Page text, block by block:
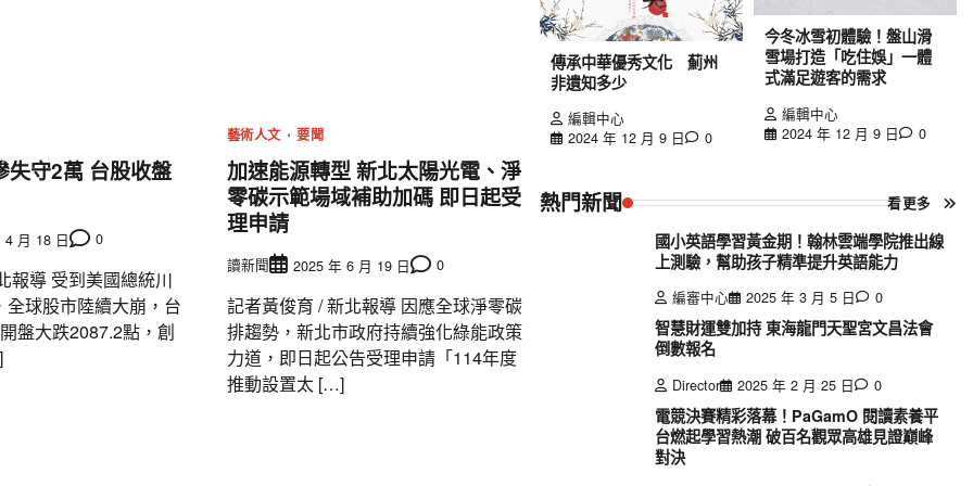
失守2萬 台股收盤
4 月 18 日 0
報導 受到美國總統川
全球股市陸續大崩，台
盤大跌2087.2點，創
藝術人文 要聞
加速能源轉型 新北太陽光電、淨
零碳示範場域補助加碼 即日起受
理申請
讀新聞 2025 年 6 月 19 日 0
記者黃俊育 / 新北報導 因應全球淨零碳
排趨勢，新北市政府持續強化綠能政策
力道，即日起公告受理申請「114年度
推動設置太 […]
傳承中華優秀文化 薊州
非遺知多少
編輯中心
2024 年 12 月 9 日
0
今冬冰雪初體驗！盤山滑
雪場打造「吃住娛」一體
式滿足遊客的需求
編輯中心
2024 年 12 月 9 日
0
熱門新聞 看更多
國小英語學習黃金期！翰林雲端學院推出線
上測驗，幫助孩子精準提升英語能力
編審中心 2025 年 3 月 5 日 0
智慧財運雙加持 東海龍門天聖宮文昌法會
倒數報名
Director 2025 年 2 月 25 日 0
電競決賽精彩落幕！PaGamO 閱讀素養平
台燃起學習熱潮 破百名觀眾高雄見證巔峰
對決